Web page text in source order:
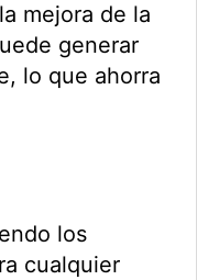
mejora de la
generar
lo que ahorra
los
cualquier